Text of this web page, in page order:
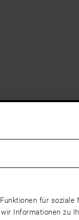
für soziale
Informationen zu